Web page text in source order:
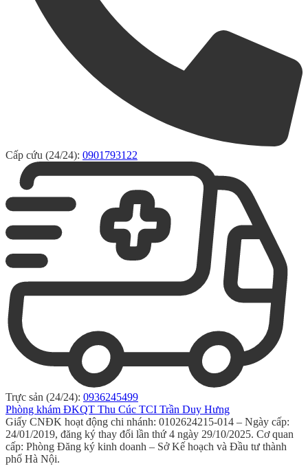
Cấp cứu (24/24): 0901793122
Trực sản (24/24): 0936245499
Phòng khám ĐKQT Thu Cúc TCI Trần Duy Hưng
Giấy CNĐK hoạt động chi nhánh: 0102624215-014 – Ngày cấp:
24/01/2019, đăng ký thay đổi lần thứ 4 ngày 29/10/2025. Cơ quan
cấp: Phòng Đăng ký kinh doanh – Sở Kế hoạch và Đầu tư thành
phố Hà Nội.